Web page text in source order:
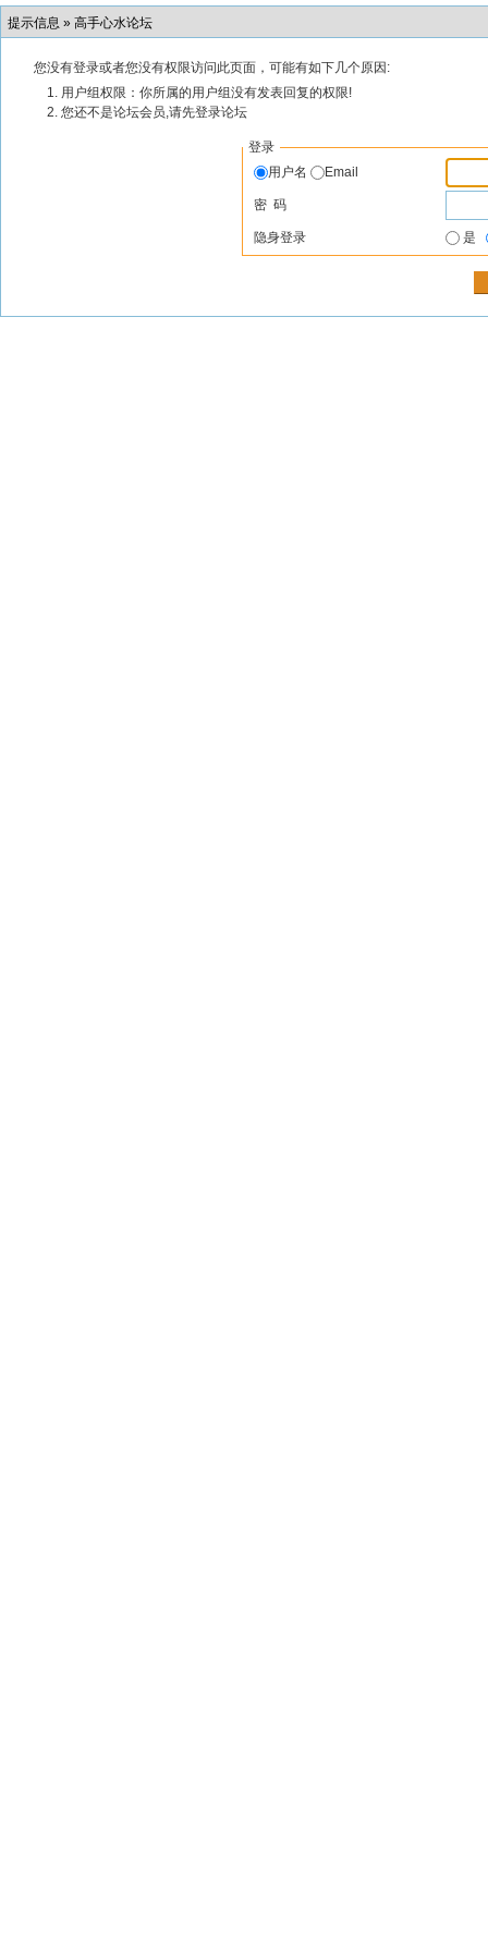
提示信息 » 高手心水论坛
您没有登录或者您没有权限访问此页面，可能有如下几个原因:
用户组权限：你所属的用户组没有发表回复的权限!
您还不是论坛会员,请先登录论坛
登录
用户名
Email
密 码
隐身登录 是